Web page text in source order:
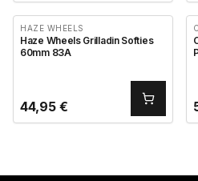
HAZE WHEELS
Haze Wheels Grilladin Softies
60mm 83A
44,95 €